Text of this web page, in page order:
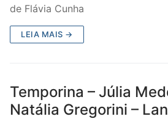
de Flávia Cunha
LEIA MAIS →
Temporina – Júlia
Natália Gregorini –